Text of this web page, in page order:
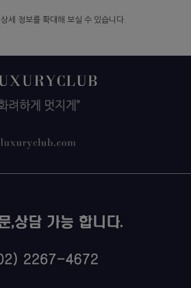
상세 정보를 확대해 보실 수 있습니다.